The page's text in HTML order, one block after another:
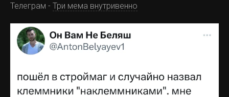
Телеграм - Три мема внутривенно